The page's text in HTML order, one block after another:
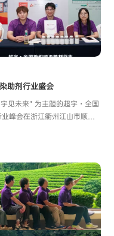
助剂行业盛会
见未来” 为主题的超宇・全国
峰会在浙江衢州江山市顺利
内企业、专家学者与从业者